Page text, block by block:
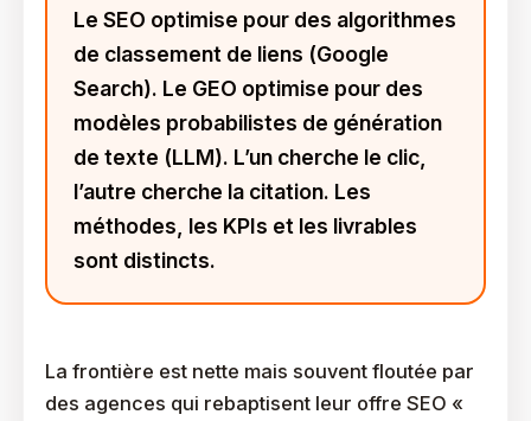
Le SEO optimise pour des algorithmes
de classement de liens (Google
Search). Le GEO optimise pour des
modèles probabilistes de génération
de texte (LLM). L’un cherche le clic,
l’autre cherche la citation. Les
méthodes, les KPIs et les livrables
sont distincts.
La frontière est nette mais souvent floutée par
des agences qui rebaptisent leur offre SEO «